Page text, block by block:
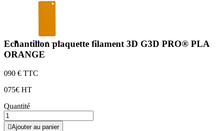
Echantillon plaquette filament 3D G3D PRO® PLA
ORANGE
090 € TTC
075€ HT
Quantité
Ajouter au panier